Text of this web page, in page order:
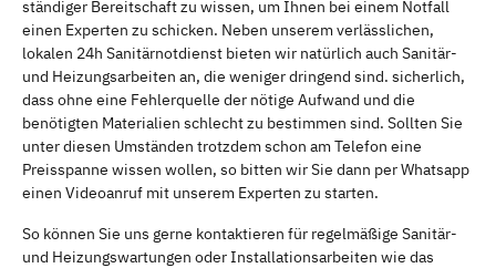
ständiger Bereitschaft zu wissen, um Ihnen bei einem Notfall
einen Experten zu schicken. Neben unserem verlässlichen,
lokalen 24h Sanitärnotdienst bieten wir natürlich auch Sanitär-
und Heizungsarbeiten an, die weniger dringend sind. sicherlich,
dass ohne eine Fehlerquelle der nötige Aufwand und die
benötigten Materialien schlecht zu bestimmen sind. Sollten Sie
unter diesen Umständen trotzdem schon am Telefon eine
Preisspanne wissen wollen, so bitten wir Sie dann per Whatsapp
einen Videoanruf mit unserem Experten zu starten.
So können Sie uns gerne kontaktieren für regelmäßige Sanitär-
und Heizungswartungen oder Installationsarbeiten wie das